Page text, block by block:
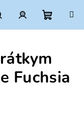
Prihlásenie
košík
Fuchsia